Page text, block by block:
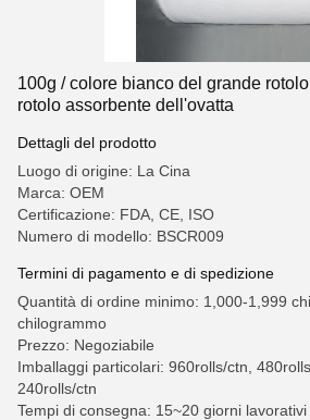
100g / colore bianco del grande
rotolo assorbente dell'ovatta
Dettagli del prodotto
Luogo di origine: La Cina
Marca: OEM
Certificazione: FDA, CE, ISO
Numero di modello: BSCR009
Termini di pagamento e di spedizione
Quantità di ordine minimo: 1,000-1,999
chilogrammo
Prezzo: Negoziabile
Imballaggi particolari: 960rolls/ctn,
240rolls/ctn
Tempi di consegna: 15~20 giorni lavorativi